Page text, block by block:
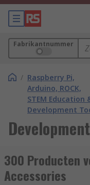
Fabrikantnummer
/ Raspberry Pi,
Arduino, ROCK,
STEM Education
Development
300 Producten
Accessories